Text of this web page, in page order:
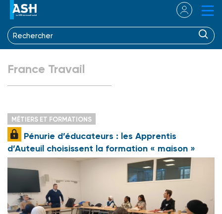
France Travail
MÉTIERS ET FORMATIONS
Pénurie d’éducateurs : les Apprentis
d’Auteuil choisissent la formation « maison »